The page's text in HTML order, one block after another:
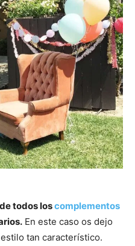
todos loscomplementos
En este caso os dejo
tan característico.